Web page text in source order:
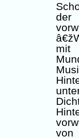
der
von